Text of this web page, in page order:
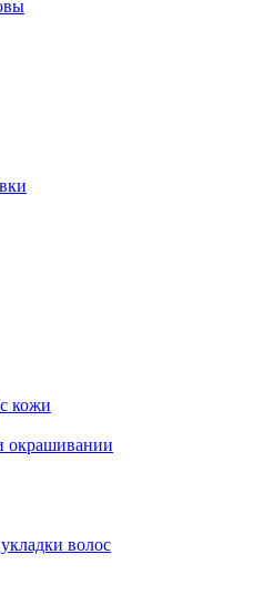
кожи
окрашивании
волос